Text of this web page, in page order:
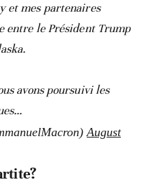
et mes partenaires
entre le Président Trump
avons poursuivi les
August